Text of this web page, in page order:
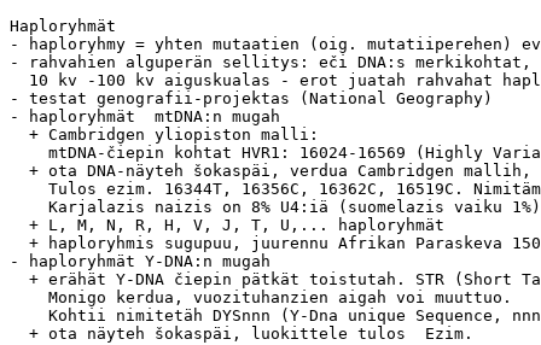
Haploryhmät
- haploryhmy = yhten mutaatien (oig. mutatiiperehen)
- rahvahien alguperän sellitys: eči DNA:s merkikohtat,
10 kv -100 kv aiguskualas - erot juatah rahvahat
- testat genografii-projektas (National Geography)
- haploryhmät  mtDNA:n mugah
  + Cambridgen yliopiston malli:
mtDNA-čiepin kohtat HVR1: 16024-16569 (Highly
+ ota DNA-näyteh šokaspäi, verdua Cambridgen mallih,
Tulos ezim. 16344T, 16356C, 16362C, 16519C.
Karjalazis naizis on 8% U4:iä (suomelazis vaiku
  + L, M, N, R, H, V, J, T, U,... haploryhmät
+ haploryhmis sugupuu, juurennu Afrikan Paraskeva
- haploryhmät Y-DNA:n mugah
+ erähät Y-DNA čiepin pätkät toistutah. STR (Short
    Monigo kerdua, vuozituhanzien aigah voi muuttuo.
Kohtii nimitetäh DYSnnn (Y-Dna unique Sequence,
  + ota näyteh šokaspäi, luokittele tulos  Ezim.